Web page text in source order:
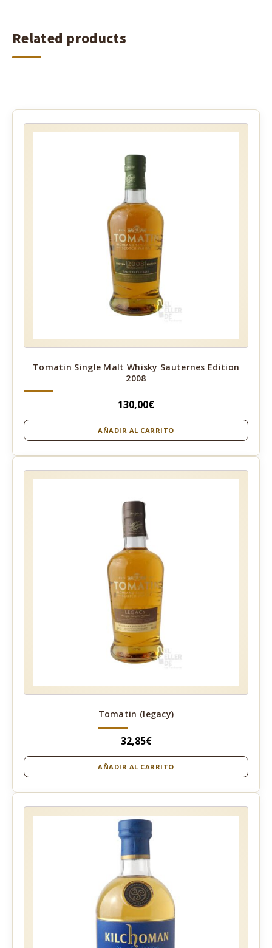
Related products
Tomatin Single Malt Whisky Sauternes Edition
2008
130,00€
AÑADIR AL CARRITO
Tomatin (legacy)
32,85€
AÑADIR AL CARRITO